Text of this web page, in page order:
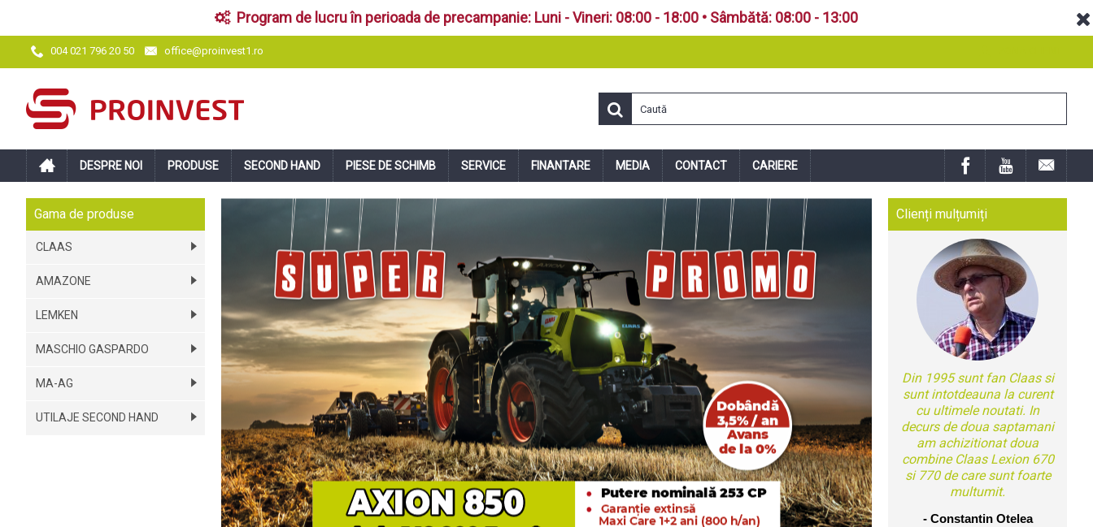
Program de lucru în perioada de precampanie: Luni - Vineri: 08:00 - 18:00 • Sâmbătă: 08:00 - 13:00
004 021 796 20 50 office@proinvest1.ro
DESPRE NOI PRODUSE SECOND HAND PIESE DE SCHIMB SERVICE FINANTARE MEDIA CONTACT CARIERE
Gama de produse
CLAAS
AMAZONE
LEMKEN
MASCHIO GASPARDO
MA-AG
UTILAJE SECOND HAND
Clienți mulțumiți